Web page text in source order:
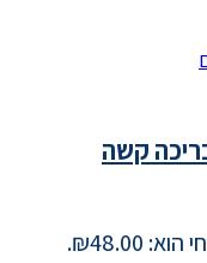
קשה
₪48.00.